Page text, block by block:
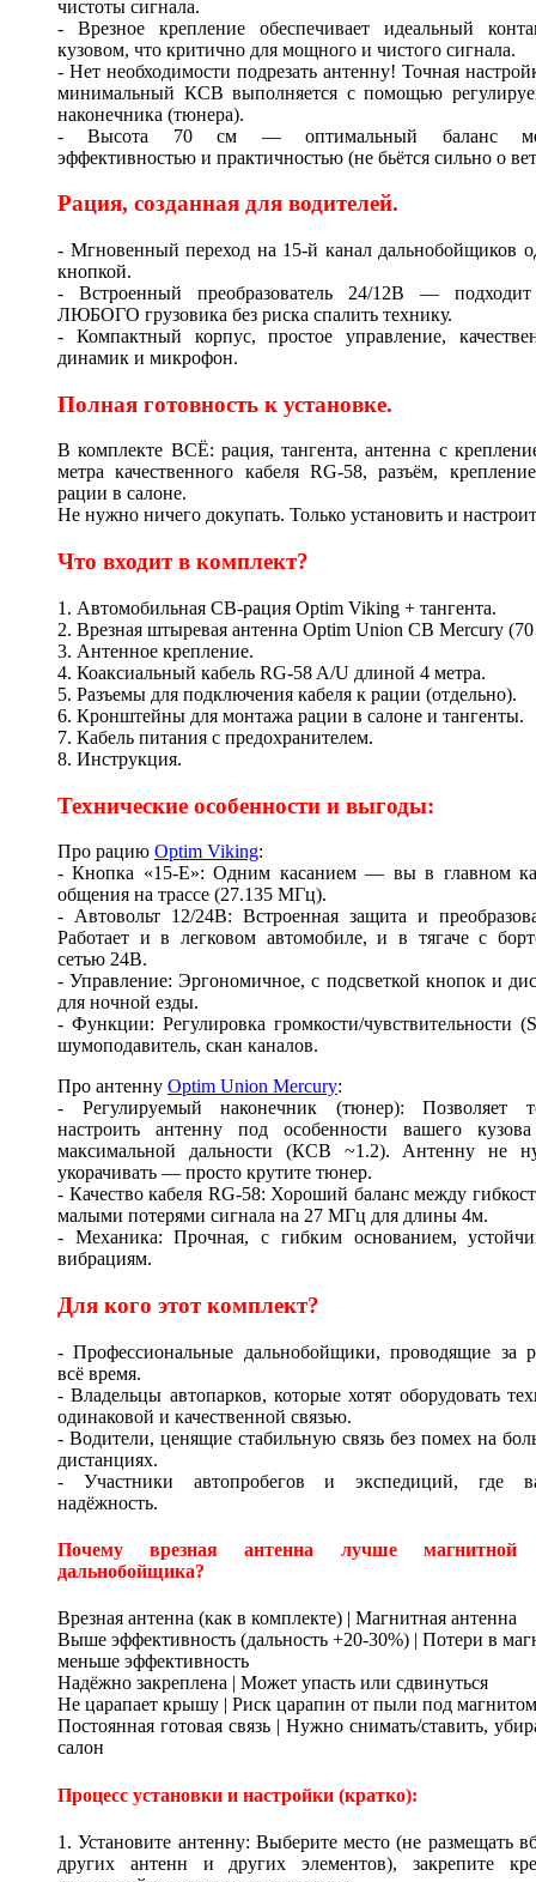
чистоты сигнала.
- Врезное крепление обеспечивает идеальный
кузовом, что критично для мощного и чистого сигнала.
- Нет необходимости подрезать антенну! Точная
минимальный КСВ выполняется с помощью
наконечника (тюнера).
- Высота 70 см — оптимальный баланс
эффективностью и практичностью (не бьётся сильно о
Рация, созданная для водителей.
- Мгновенный переход на 15-й канал дальнобойщиков
кнопкой.
- Встроенный преобразователь 24/12В —
ЛЮБОГО грузовика без риска спалить технику.
- Компактный корпус, простое управление,
динамик и микрофон.
Полная готовность к установке.
В комплекте ВСЁ: рация, тангента, антенна с
метра качественного кабеля RG-58, разъём,
рации в салоне.
Не нужно ничего докупать. Только установить и
Что входит в комплект?
1. Автомобильная CB-рация Optim Viking + тангента.
2. Врезная штыревая антенна Optim Union CB Mercury
3. Антенное крепление.
4. Коаксиальный кабель RG-58 A/U длиной 4 метра.
5. Разъемы для подключения кабеля к рации (отдельно).
6. Кронштейны для монтажа рации в салоне и тангенты.
7. Кабель питания с предохранителем.
8. Инструкция.
Технические особенности и выгоды:
Про рацию Optim Viking:
- Кнопка «15-E»: Одним касанием — вы в главном
общения на трассе (27.135 МГц).
- Автовольт 12/24В: Встроенная защита и
Работает и в легковом автомобиле, и в тягаче с
сетью 24В.
- Управление: Эргономичное, с подсветкой кнопок и
для ночной езды.
- Функции: Регулировка громкости/чувствительности
шумоподавитель, скан каналов.
Про антенну Optim Union Mercury:
- Регулируемый наконечник (тюнер): Позволяет
настроить антенну под особенности вашего
максимальной дальности (КСВ ~1.2). Антенну не
укорачивать — просто крутите тюнер.
- Качество кабеля RG-58: Хороший баланс между
малыми потерями сигнала на 27 МГц для длины 4м.
- Механика: Прочная, с гибким основанием,
вибрациям.
Для кого этот комплект?
- Профессиональные дальнобойщики, проводящие за
всё время.
- Владельцы автопарков, которые хотят оборудовать
одинаковой и качественной связью.
- Водители, ценящие стабильную связь без помех на
дистанциях.
- Участники автопробегов и экспедиций, где
надёжность.
Почему врезная антенна лучше магнитной
дальнобойщика?
Врезная антенна (как в комплекте) | Магнитная антенна
Выше эффективность (дальность +20-30%) | Потери в
меньше эффективность
Надёжно закреплена | Может упасть или сдвинуться
Не царапает крышу | Риск царапин от пыли под магнитом
Постоянная готовая связь | Нужно снимать/ставить,
салон
Процесс установки и настройки (кратко):
1. Установите антенну: Выберите место (не размещать
других антенн и других элементов), закрепите